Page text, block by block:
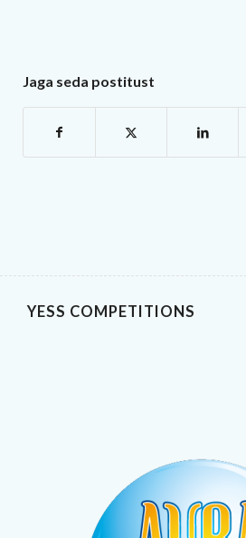
Jaga seda postitust
YESS COMPETITIONS